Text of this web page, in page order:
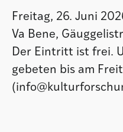
Freitag, 26. Juni
Va Bene,
Der Eintritt ist frei.
gebeten bis am